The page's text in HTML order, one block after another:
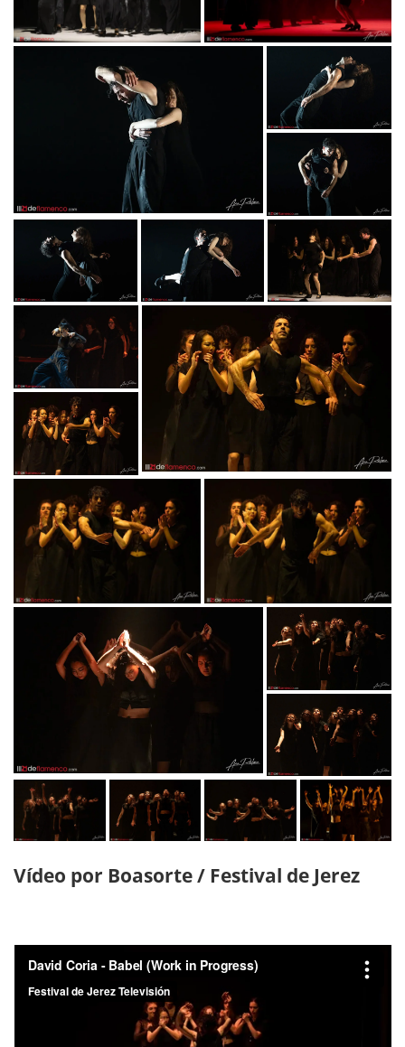
Vídeo por Boasorte / Festival de Jerez